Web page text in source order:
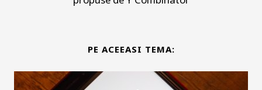
PE ACEEASI TEMA: